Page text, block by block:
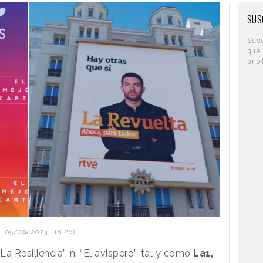
09/2024 · 18:26)
Resiliencia”, ni “El avispero”, tal y como La1,